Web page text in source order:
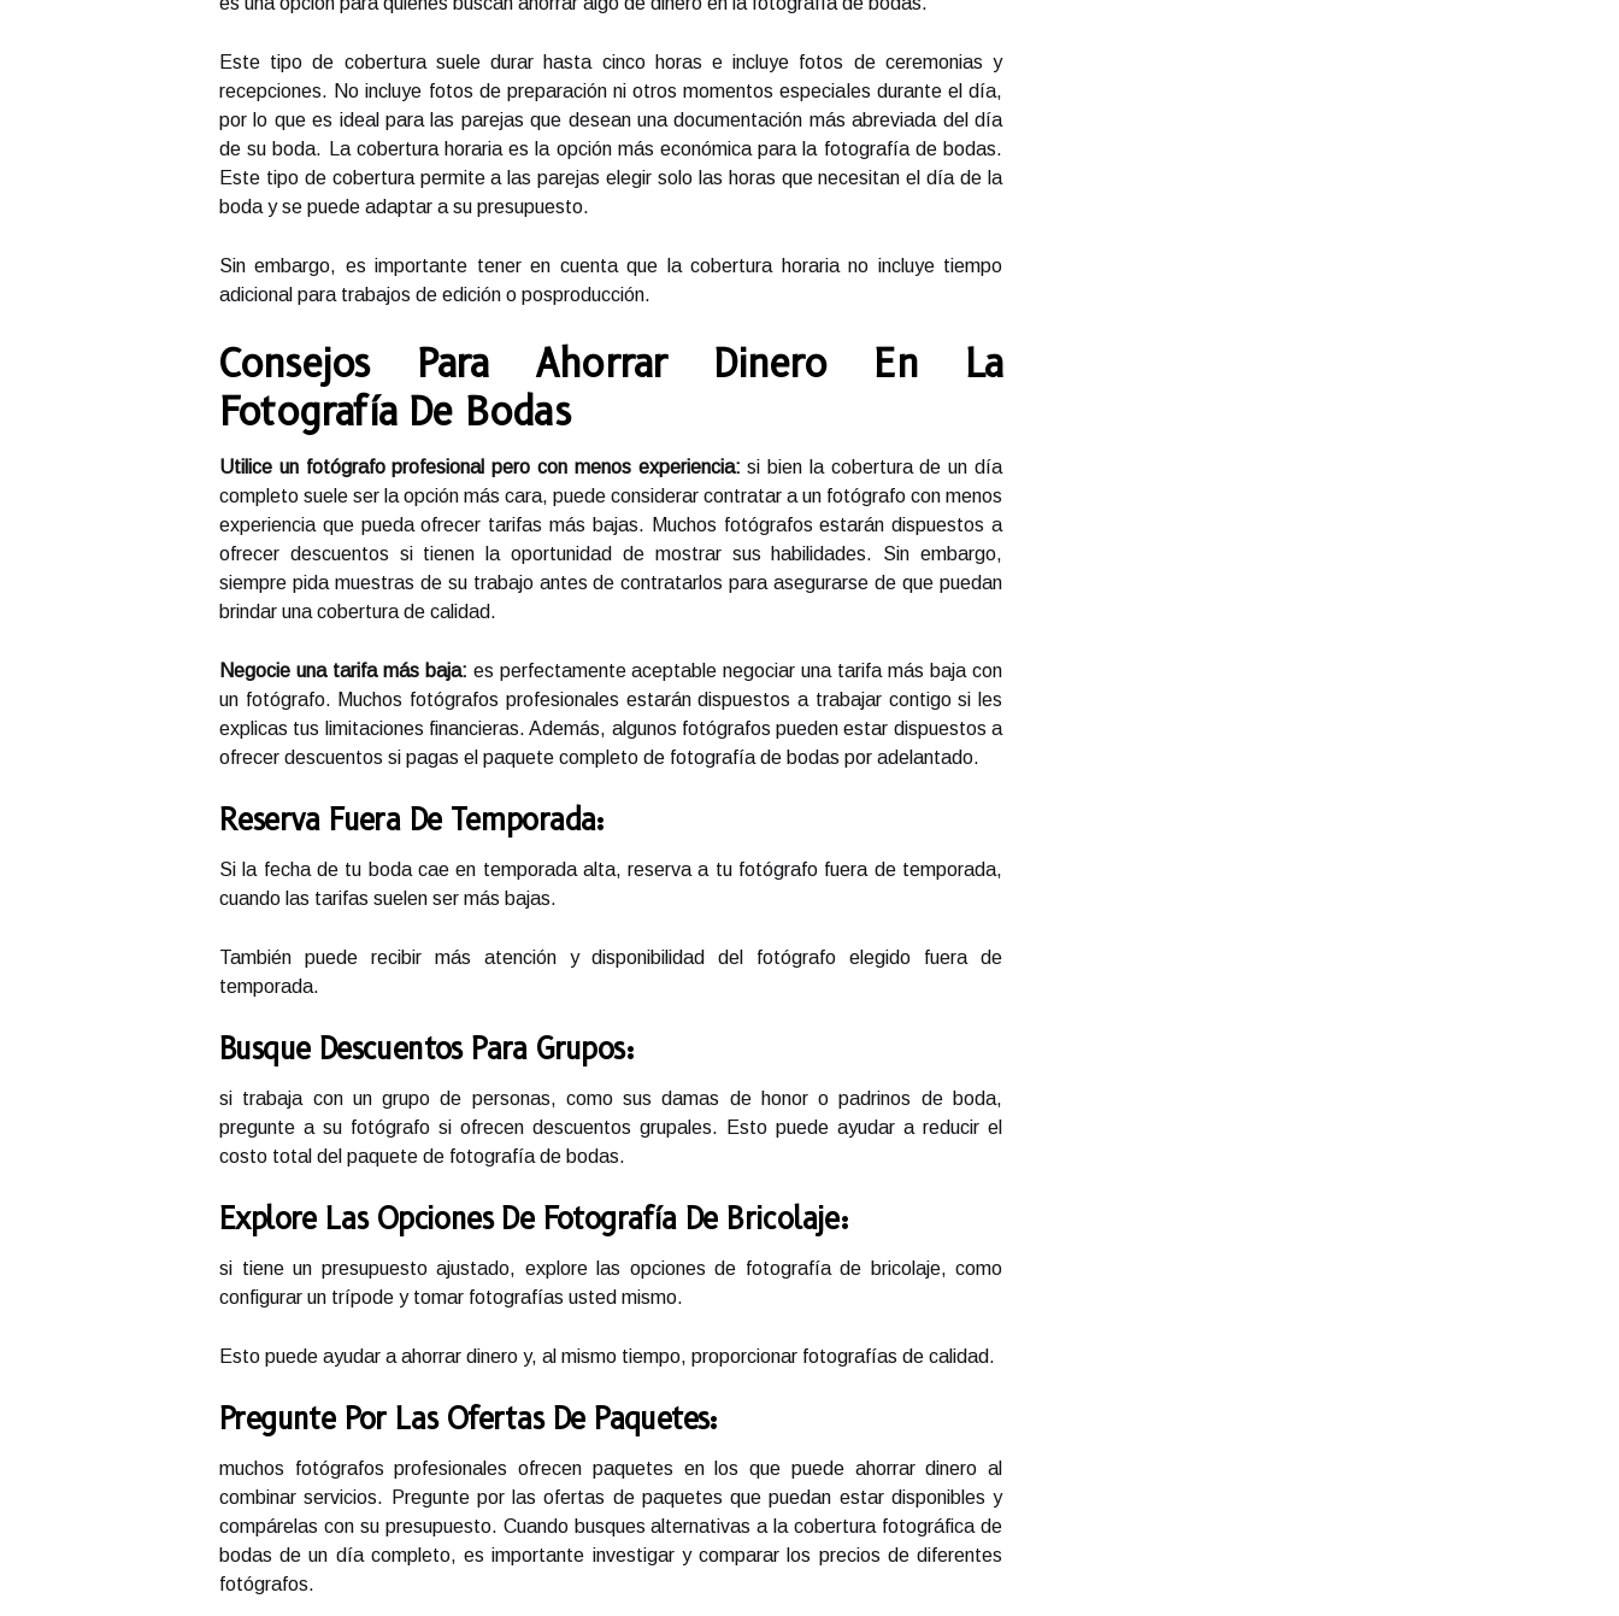
Este tipo de cobertura suele durar hasta cinco horas e incluye fotos de ceremonias y
recepciones. No incluye fotos de preparación ni otros momentos especiales durante el día,
por lo que es ideal para las parejas que desean una documentación más abreviada del día
de su boda. La cobertura horaria es la opción más económica para la fotografía de bodas.
Este tipo de cobertura permite a las parejas elegir solo las horas que necesitan el día de la
boda y se puede adaptar a su presupuesto.
Sin embargo, es importante tener en cuenta que la cobertura horaria no incluye tiempo
adicional para trabajos de edición o posproducción.
Consejos Para Ahorrar Dinero En La
Fotografía De Bodas
Utilice un fotógrafo profesional pero con menos experiencia: si bien la cobertura de un día
completo suele ser la opción más cara, puede considerar contratar a un fotógrafo con menos
experiencia que pueda ofrecer tarifas más bajas. Muchos fotógrafos estarán dispuestos a
ofrecer descuentos si tienen la oportunidad de mostrar sus habilidades. Sin embargo,
siempre pida muestras de su trabajo antes de contratarlos para asegurarse de que puedan
brindar una cobertura de calidad.
Negocie una tarifa más baja: es perfectamente aceptable negociar una tarifa más baja con
un fotógrafo. Muchos fotógrafos profesionales estarán dispuestos a trabajar contigo si les
explicas tus limitaciones financieras. Además, algunos fotógrafos pueden estar dispuestos a
ofrecer descuentos si pagas el paquete completo de fotografía de bodas por adelantado.
Reserva Fuera De Temporada:
Si la fecha de tu boda cae en temporada alta, reserva a tu fotógrafo fuera de temporada,
cuando las tarifas suelen ser más bajas.
También puede recibir más atención y disponibilidad del fotógrafo elegido fuera de
temporada.
Busque Descuentos Para Grupos:
si trabaja con un grupo de personas, como sus damas de honor o padrinos de boda,
pregunte a su fotógrafo si ofrecen descuentos grupales. Esto puede ayudar a reducir el
costo total del paquete de fotografía de bodas.
Explore Las Opciones De Fotografía De Bricolaje:
si tiene un presupuesto ajustado, explore las opciones de fotografía de bricolaje, como
configurar un trípode y tomar fotografías usted mismo.
Esto puede ayudar a ahorrar dinero y, al mismo tiempo, proporcionar fotografías de calidad.
Pregunte Por Las Ofertas De Paquetes:
muchos fotógrafos profesionales ofrecen paquetes en los que puede ahorrar dinero al
combinar servicios. Pregunte por las ofertas de paquetes que puedan estar disponibles y
compárelas con su presupuesto. Cuando busques alternativas a la cobertura fotográfica de
bodas de un día completo, es importante investigar y comparar los precios de diferentes
fotógrafos.